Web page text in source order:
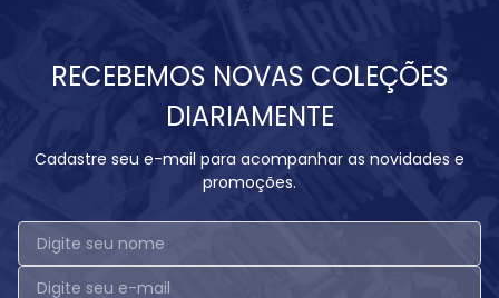
RECEBEMOS NOVAS COLEÇÕES
DIARIAMENTE
Cadastre seu e-mail para acompanhar as novidades e
promoções.